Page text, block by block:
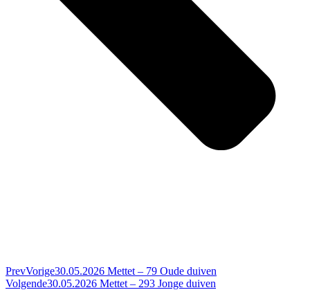
PrevVorige30.05.2026 Mettet – 79 Oude duiven
Volgende30.05.2026 Mettet – 293 Jonge duiven